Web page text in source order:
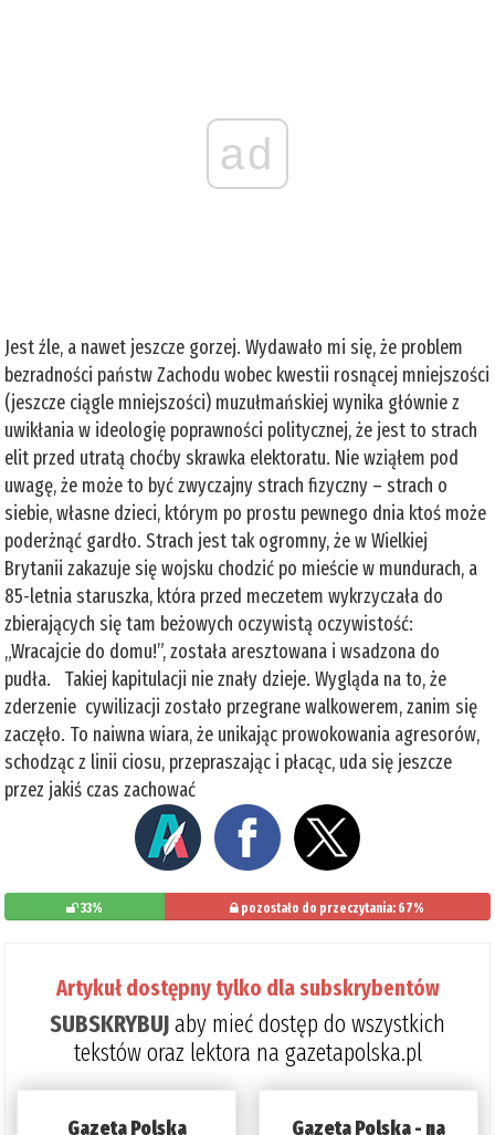
ad
Jest źle, a nawet jeszcze gorzej. Wydawało mi się, że problem
bezradności państw Zachodu wobec kwestii rosnącej mniejszości
(jeszcze ciągle mniejszości) muzułmańskiej wynika głównie z
uwikłania w ideologię poprawności politycznej, że jest to strach
elit przed utratą choćby skrawka elektoratu. Nie wziąłem pod
uwagę, że może to być zwyczajny strach fizyczny – strach o
siebie, własne dzieci, którym po prostu pewnego dnia ktoś może
poderżnąć gardło. Strach jest tak ogromny, że w Wielkiej
Brytanii zakazuje się wojsku chodzić po mieście w mundurach, a
85-letnia staruszka, która przed meczetem wykrzyczała do
zbierających się tam beżowych oczywistą oczywistość:
„Wracajcie do domu!”, została aresztowana i wsadzona do
pudła. Takiej kapitulacji nie znały dzieje. Wygląda na to, że
zderzenie cywilizacji zostało przegrane walkowerem, zanim się
zaczęło. To naiwna wiara, że unikając prowokowania agresorów,
schodząc z linii ciosu, przepraszając i płacąc, uda się jeszcze
przez jakiś czas zachować
33% pozostało do przeczytania: 67%
Artykuł dostępny tylko dla subskrybentów
SUBSKRYBUJaby mieć dostęp do wszystkich
tekstów oraz lektora na gazetapolska.pl
Gazeta Polska
Gazeta Polska - na